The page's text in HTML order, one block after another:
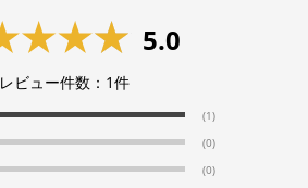
5.0
レビュー件数： 1件
(1)
(0)
(0)